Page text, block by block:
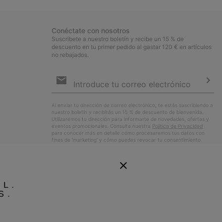
Conéctate con nosotros
Suscríbete a nuestro boletín y recibe un 15 % de
descuento en tu primer pedido al gastar 120 € en artículos
no rebajados.
de
Al enviar tu dirección de correo electrónico, te estás suscribiendo a
nuestro boletín y recibirás un 15 % de descuento de bienvenida.
Utilizaremos tu dirección para informarte de novedades, ofertas y
eventos promocionales. Consulta nuestra
Política de Privacidad
para conocer más en detalle cómo procesaremos tus datos con
fines de ’marketing’ y cómo puedes revocar tu consentimiento.